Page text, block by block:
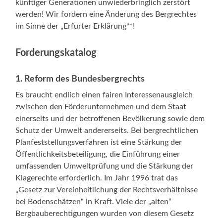
künftiger Generationen unwiederbringlich zerstört
werden! Wir fordern eine Änderung des Bergrechtes
im Sinne der „Erfurter Erklärung“*!
Forderungskatalog
1. Reform des Bundesbergrechts
Es braucht endlich einen fairen Interessenausgleich
zwischen den Förderunternehmen und dem Staat
einerseits und der betroffenen Bevölkerung sowie dem
Schutz der Umwelt andererseits. Bei bergrechtlichen
Planfeststellungsverfahren ist eine Stärkung der
Öffentlichkeitsbeteiligung, die Einführung einer
umfassenden Umweltprüfung und die Stärkung der
Klagerechte erforderlich. Im Jahr 1996 trat das
„Gesetz zur Vereinheitlichung der Rechtsverhältnisse
bei Bodenschätzen“ in Kraft. Viele der „alten“
Bergbauberechtigungen wurden von diesem Gesetz